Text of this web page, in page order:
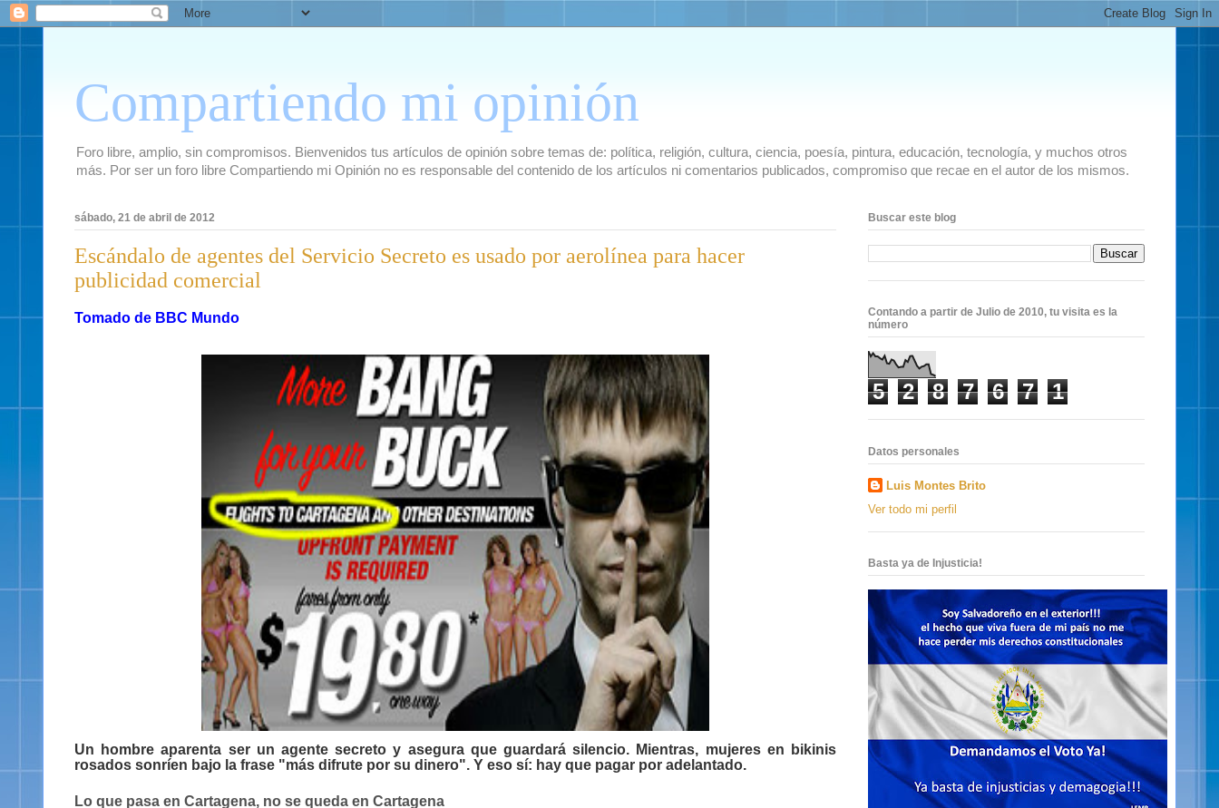
Compartiendo mi opinión
Foro libre, amplio, sin compromisos. Bienvenidos tus artículos de opinión sobre temas de: política, religión, cultura, ciencia, poesía, pintura, educación, tecnología, y muchos otros
más. Por ser un foro libre Compartiendo mi Opinión no es responsable del contenido de los artículos ni comentarios publicados, compromiso que recae en el autor de los mismos.
sábado, 21 de abril de 2012
Escándalo de agentes del Servicio Secreto es usado por aerolínea para hacer
publicidad comercial
Tomado de BBC Mundo
Un hombre aparenta ser un agente secreto y asegura que guardará silencio. Mientras, mujeres en bikinis
rosados sonríen bajo la frase "más difrute por su dinero". Y eso sí: hay que pagar por adelantado.
Lo que pasa en Cartagena, no se queda en Cartagena
Buscar este blog
Contando a partir de Julio de 2010, tu visita es la
número
5 2 8 7 6 7 1
Datos personales
Luis Montes Brito
Ver todo mi perfil
Basta ya de Injusticia!